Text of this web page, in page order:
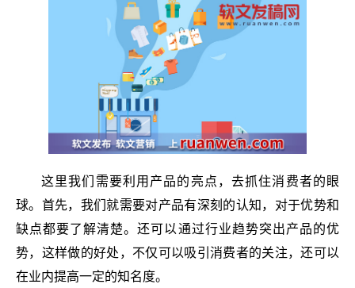
这里我们需要利用产品的亮点，去抓住消费者的眼
球。首先，我们就需要对产品有深刻的认知，对于优势和
缺点都要了解清楚。还可以通过行业趋势突出产品的优
势，这样做的好处，不仅可以吸引消费者的关注，还可以
在业内提高一定的知名度。